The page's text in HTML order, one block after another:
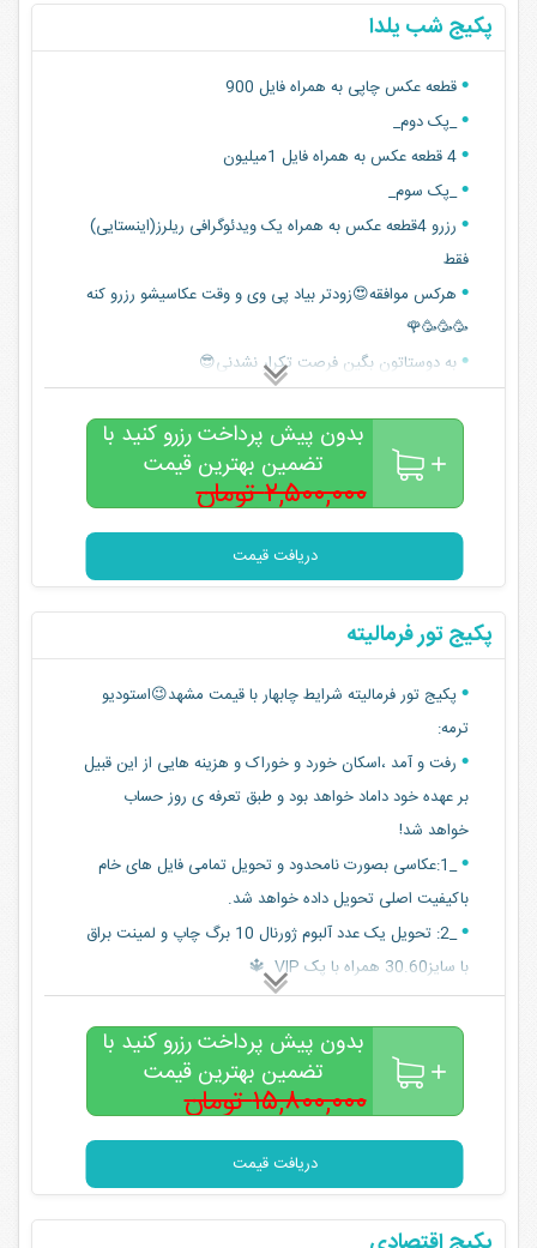
پکیج شب یلدا
قطعه عکس چاپی به همراه فایل 900
_پک دوم_
_پک سوم_
رزرو 4قطعه عکس به همراه یک ویدئوگرافی ریلرز(اینستایی)
فقط
هرکس موافقه😍زودتر بیاد پی وی و وقت عکاسیشو رزرو کنه
🥳🥳🥳🌹
به دوستاتون بگین فرصت تکرار نشدنی😎
بدون پیش پرداخت رزرو کنید با
تضمین بهترین قیمت
۲,۵۰۰,۰۰۰ تومان
۱,۹۰۰,۰۰۰تومان
دریافت قیمت
پکیج تور فرماليته
پکیج تور فرمالیته شرایط چابهار با قیمت مشهد😉استودیو
ترمه:
رفت و آمد ،اسکان خورد و خوراک و هزینه هایی از این قبیل
بر عهده خود داماد خواهد بود و طبق تعرفه ی روز حساب
خواهد شد!
_1:عکاسی بصورت نامحدود و تحویل تمامی فایل های خام
باکیفیت اصلی تحویل داده خواهد شد.
_2: تحویل یک عدد آلبوم ژورنال 10 برگ چاپ و لمینت براق
با سایز30.60 همراه با پک VIP 🔱
تصویر برداری وساخت کلیپ با تجهیزات حرفه ای و بروز 🕊
تدوین حرفه ای دو عدد کلیپ با دو زمان متفاوت
هزینه ی تور در صورت داشتن تمامی آپشن های بالا با
قیمت82000000 (ملیون تومان) در نظر گرفته شده است🍃
هزینه رفت و امد و اسکان خب قیمتها باتوجه به تاریخ
محاسبه میشه
بدون پیش پرداخت رزرو کنید با
تضمین بهترین قیمت
۱۵,۸۰۰,۰۰۰ تومان
۸,۲۰۰,۰۰۰تومان
دریافت قیمت